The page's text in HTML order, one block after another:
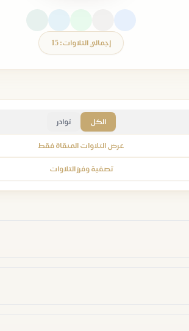
إجمالي التلاوات: 15
الكل نوادر
عرض التلاوات المنقاة فقط
تصفية وفرز التلاوات